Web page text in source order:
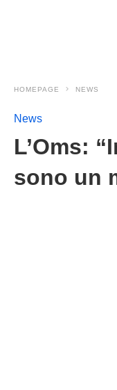
HOMEPAGE NEWS
News
L’Oms:
sono un